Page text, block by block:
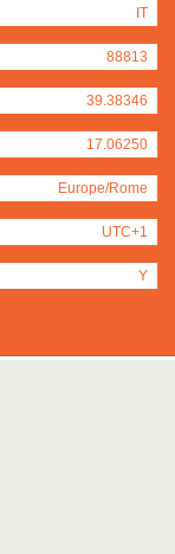
IT
88813
39.38346
17.06250
Europe/Rome
UTC+1
Y